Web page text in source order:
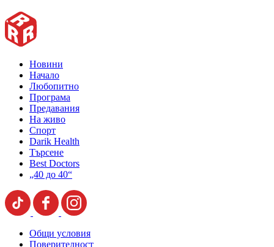
Новини
Начало
Любопитно
Програма
Предавания
На живо
Спорт
Darik Health
Търсене
Best Doctors
„40 до 40“
Общи условия
Поверителност